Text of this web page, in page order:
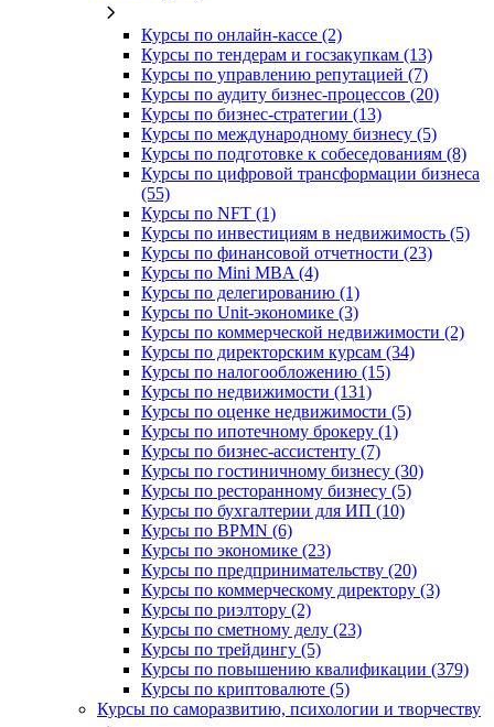
Курсы по онлайн-кассе (2)
Курсы по тендерам и госзакупкам (13)
Курсы по управлению репутацией (7)
Курсы по аудиту бизнес-процессов (20)
Курсы по бизнес-стратегии (13)
Курсы по международному бизнесу (5)
Курсы по подготовке к собеседованиям (8)
Курсы по цифровой трансформации бизнеса
(55)
Курсы по NFT (1)
Курсы по инвестициям в недвижимость (5)
Курсы по финансовой отчетности (23)
Курсы по Mini MBA (4)
Курсы по делегированию (1)
Курсы по Unit-экономике (3)
Курсы по коммерческой недвижимости (2)
Курсы по директорским курсам (34)
Курсы по налогообложению (15)
Курсы по недвижимости (131)
Курсы по оценке недвижимости (5)
Курсы по ипотечному брокеру (1)
Курсы по бизнес-ассистенту (7)
Курсы по гостиничному бизнесу (30)
Курсы по ресторанному бизнесу (5)
Курсы по бухгалтерии для ИП (10)
Курсы по BPMN (6)
Курсы по экономике (23)
Курсы по предпринимательству (20)
Курсы по коммерческому директору (3)
Курсы по риэлтору (2)
Курсы по сметному делу (23)
Курсы по трейдингу (5)
Курсы по повышению квалификации (379)
Курсы по криптовалюте (5)
Курсы по саморазвитию, психологии и творчеству